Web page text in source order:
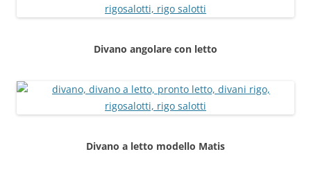
Divano angolare con letto
Divano a letto modello Matis